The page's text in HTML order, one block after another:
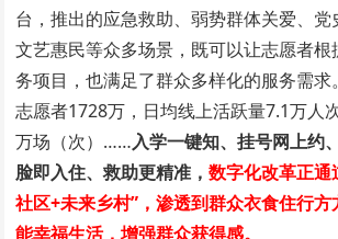
台，推出的应急救助、弱势群体关爱、党
文艺惠民等众多场景，既可以让志愿者根
务项目，也满足了群众多样化的服务需
志愿者1728万，日均线上活跃量7.1万人
万场（次）……入学一键知、挂号网上约
脸即入住、救助更精准，数字化改革正通
社区+未来乡村”，渗透到群众衣食住行
能幸福生活，增强群众获得感。